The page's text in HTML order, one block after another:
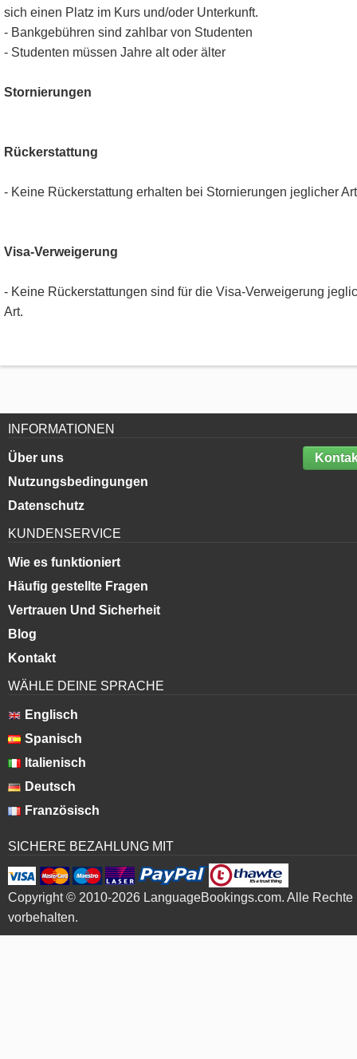
sich einen Platz im Kurs und/oder Unterkunft.
- Bankgebühren sind zahlbar von Studenten
- Studenten müssen Jahre alt oder älter
Stornierungen
Rückerstattung
- Keine Rückerstattung erhalten bei Stornierungen jeglicher
Visa-Verweigerung
- Keine Rückerstattungen sind für die Visa-Verweigerung
Art.
INFORMATIONEN
Über uns
Nutzungsbedingungen
Datenschutz
KUNDENSERVICE
Wie es funktioniert
Häufig gestellte Fragen
Vertrauen Und Sicherheit
Blog
Kontakt
WÄHLE DEINE SPRACHE
Englisch
Spanisch
Italienisch
Deutsch
Französisch
SICHERE BEZAHLUNG MIT
Copyright © 2010-2026 LanguageBookings.com. Alle Rechte
vorbehalten.